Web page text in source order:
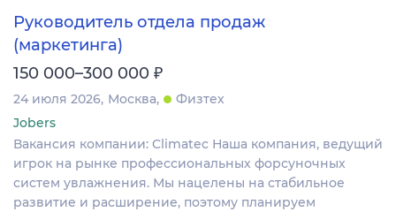
Руководитель отдела продаж
(маркетинга)
150 000–300 000 ₽
24 июля 2026 Москва
Физтех
Jobers
Вакансия компании: Climatec Наша компания, ведущий
игрок на рынке профессиональных форсуночных
систем увлажнения. Мы нацелены на стабильное
развитие и расширение, поэтому планируем